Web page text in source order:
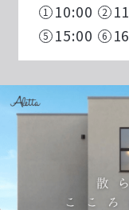
10:00
15:00